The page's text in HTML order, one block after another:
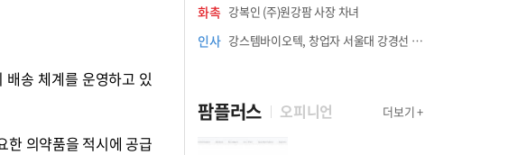
송 체계를 운영하고 있
한 의약품을 적시에 공급
화촉 강복인 (주)원강팜 사장 차녀
인사 강스템바이오텍, 창업자 서울대 강경선 교수 최고과학책임자 선임
팜플러스 오피니언 더보기 +